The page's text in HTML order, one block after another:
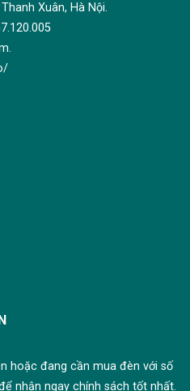
Xuân, Hà Nội.
hoặc đang cần mua đèn với số
nhận ngay chính sách tốt nhất.